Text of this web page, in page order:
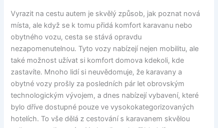
Vyrazit na cestu autem je skvělý způsob, jak poznat nová
místa, ale když se k tomu přidá komfort karavanu nebo
obytného vozu, cesta se stává opravdu
nezapomenutelnou. Tyto vozy nabízejí nejen mobilitu, ale
také možnost užívat si komfort domova kdekoli, kde
zastavíte. Mnoho lidí si neuvědomuje, že karavany a
obytné vozy prošly za posledních pár let obrovským
technologickým vývojem, a dnes nabízejí vybavení, které
bylo dříve dostupné pouze ve vysokokategorizovaných
hotelích. To vše dělá z cestování s karavanem skvělou